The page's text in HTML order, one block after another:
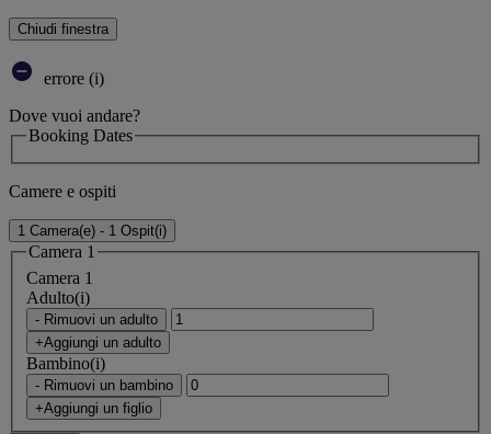
Chiudi finestra
errore (i)
Dove vuoi andare?
Booking Dates
Camere e ospiti
1 Camera(e) - 1 Ospit(i)
Camera 1
Camera 1
Adulto(i)
- Rimuovi un adulto
+Aggiungi un adulto
Bambino(i)
- Rimuovi un bambino
+Aggiungi un figlio